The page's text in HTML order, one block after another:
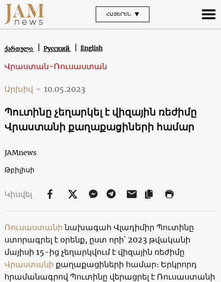
ՀԱՅԵՐԵՆ
ქართული Русский English
Վրաստան-Ռուսաստան
Արխիվ - 10.05.2023
Պուտինը չեղարկել է վիզային ռեժիմը
Վրաստանի քաղաքացիների համար
JAMnews
Թբիլիսի
Կիսվել
Ռուսաստանինախագահ Վլադիմիր Պուտինը
ստորագրել է օրենք, ըստ որի՝ 2023 թվականի
մայիսի 15-ից չեղարկվում է վիզային ռեժիմը
Վրաստանի քաղաքացիների համար։ Երկրորդ
հրամանագրով Պուտինը վերացրել է Ռուսաստանի